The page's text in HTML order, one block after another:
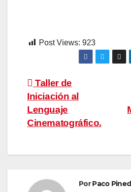
Post Views: 923
Navegación
de
entradas
Taller de
Iniciación al
Lenguaje
Cinematográfico.
PorPaco